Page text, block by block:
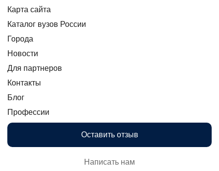
Карта сайта
Каталог вузов России
Города
Новости
Для партнеров
Контакты
Блог
Профессии
Оставить отзыв
Написать нам